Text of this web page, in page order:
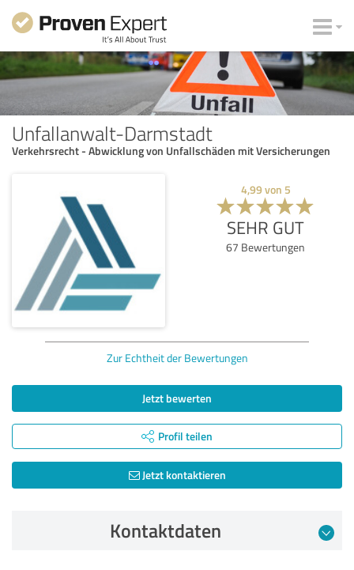
Unfallanwalt-Darmstadt
Verkehrsrecht - Abwicklung von Unfallschäden mit Versicherungen
4,99von 5
SEHR GUT
67 Bewertungen
Zur Echtheit der Bewertungen
Jetzt bewerten
Profil teilen
Jetzt kontaktieren
Kontaktdaten